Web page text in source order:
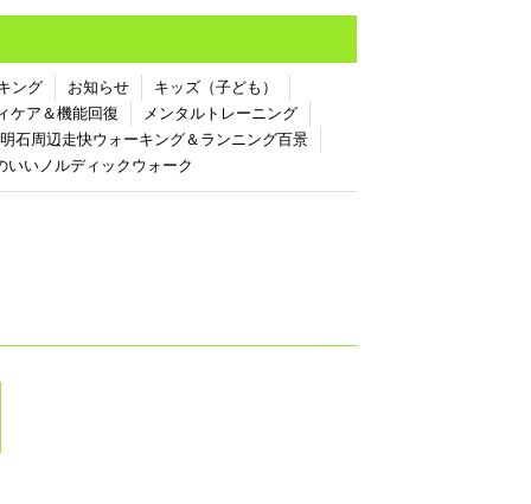
ング お知らせ
キッズ（子ども）
ケア＆機能回復
メンタルトレーニング
明石周辺走快ウォーキング＆ランニング百景
いいノルディックウォーク